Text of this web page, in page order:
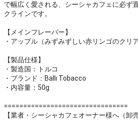
で幅広く愛される、シーシャカフェに必ず
クラインです。
【メインフレーバー】
・アップル（みずみずしい赤リンゴのクリ
【製品仕様】
・製造国：トルコ
・ブランド：Ballı Tobacco
・内容量：50g
================================
【業者・シーシャカフェオーナー様へ（卸